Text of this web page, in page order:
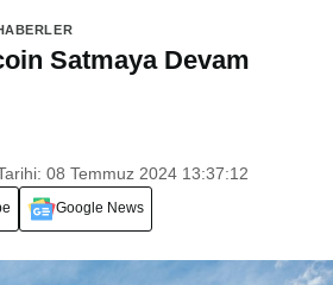
Satmaya Devam
08 Temmuz 2024 13:37:12
Google News